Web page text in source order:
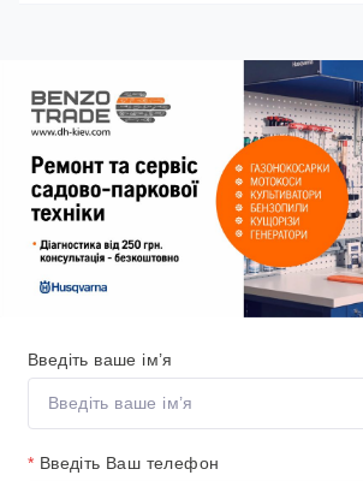
Введіть ваше ім’я
* Введіть Ваш телефон